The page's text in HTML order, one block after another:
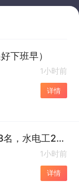
下班早）
1小时前
详情
御景湾小区急聘保洁5名，保安3名，水电工2名，（不限年龄，经验不限）
1小时前
详情